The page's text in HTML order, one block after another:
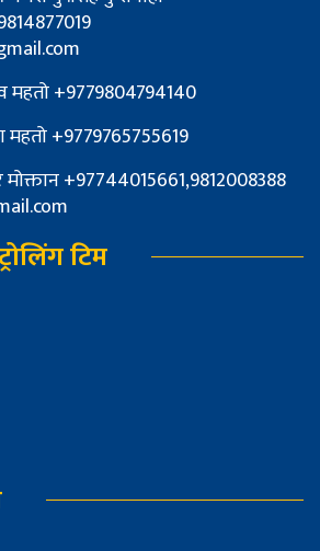
महतो +9779804794140
+9779765755619
+97744015661,9812008388
टिम